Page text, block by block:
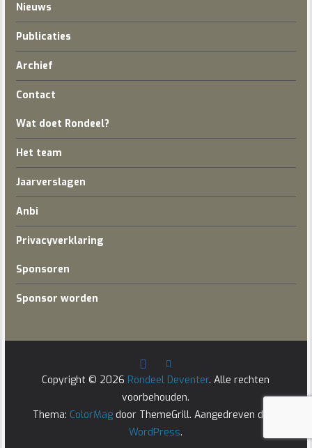
Nieuws
Publicaties
Archief
Contact
Wat doet Rondeel?
Het team
Jaarverslagen
Anbi
Privacyverklaring
Sponsoren
Sponsor worden
Copyright © 2026 Rondeel Deventer. Alle rechten
voorbehouden.
Thema: ColorMag door ThemeGrill. Aangedreven door
WordPress.